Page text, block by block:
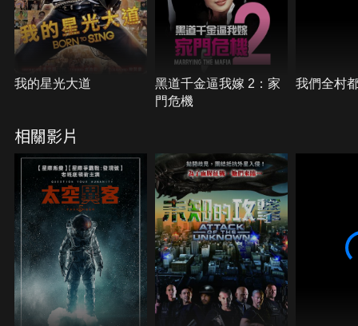
我的星光大道
黑道千金逼我嫁 2：家
門危機
我們全村
相關影片